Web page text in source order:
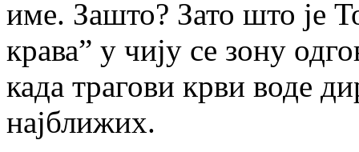
име. Зашто? Зато што је
крава” у чију се зону
када трагови крви воде
најближих.